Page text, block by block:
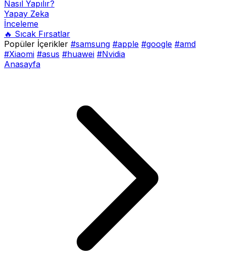
Nasıl Yapılır?
Yapay Zeka
İnceleme
🔥 Sıcak Fırsatlar
Popüler İçerikler #samsung #apple #google #amd
#Xiaomi #asus #huawei #Nvidia
Anasayfa